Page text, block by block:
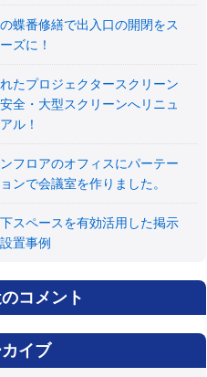
蝶番修繕で出入口の開閉をス
ズに！
たプロジェクタースクリーン
全・大型スクリーンへリニュ
ル！
フロアのオフィスにパーテー
ンで会議室を作りました。
スペースを有効活用した掲示
置事例
コメント
イブ